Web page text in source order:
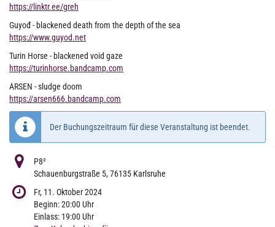
https://linktr.ee/greh
Guyođ - blackened death from the depth of the sea
https://www.guyod.net
Turin Horse - blackened void gaze
https://turinhorse.bandcamp.com
ARSEN - sludge doom
https://arsen666.bandcamp.com
Der Buchungszeitraum für diese Veranstaltung ist beendet.
P8²
Schauenburgstraße 5, 76135 Karlsruhe
Fr, 11. Oktober 2024
Beginn:20:00Uhr
Einlass: 19:00Uhr